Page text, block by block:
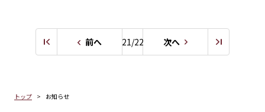
トップ お知らせ
前へ 21/22 次へ